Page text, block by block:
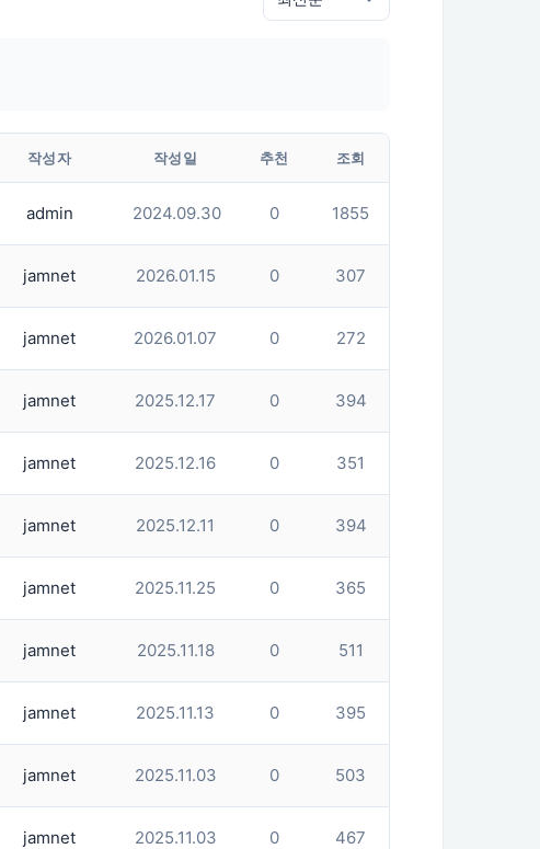
작성자 작성일 추천 조회
admin 2024.09.30 0 1855
jamnet 2026.01.15 0 307
jamnet 2026.01.07 0 272
jamnet 2025.12.17 0 394
jamnet 2025.12.16 0 351
jamnet 2025.12.11 0 394
jamnet 2025.11.25 0 365
jamnet 2025.11.18 0 511
jamnet 2025.11.13 0 395
jamnet 2025.11.03 0 503
jamnet 2025.11.03 0 467